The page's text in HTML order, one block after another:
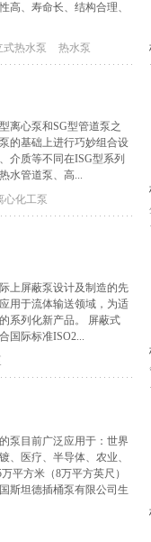
高、寿命长、结构合理、
式热水泵 热水泵
离心泵和SG型管道泵之
的基础上进行巧妙组合设
介质等不同在ISG型系列
水管道泵、高...
心化工泵
上屏蔽泵设计及制造的先
用于流体输送领域，为适
系列化新产品。 屏蔽式
国际标准ISO2...
泵目前广泛应用于：世界
、医疗、半导体、农业、
平方米（8万平方英尺）
斯坦德插桶泵有限公司生